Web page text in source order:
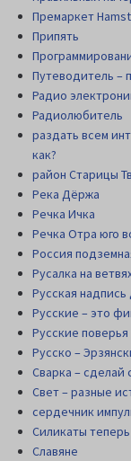
Премаркет
Припять
Путеводитель –
Радио
Радиолюбитель
раздать всем
как?
район Старицы
Река Дёржа
Речка Ичка
Речка Отра юго
Россия
Русалка на
Русская надпись
Русские – это
Русские
Русско –
Сварка – сделай
Свет – разные
сердечник
Силикаты
Славяне